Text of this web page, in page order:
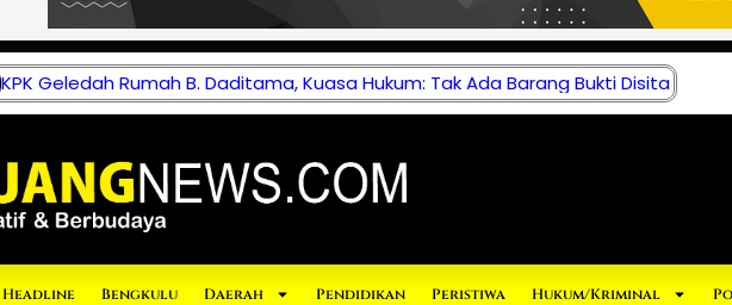
KPK Geledah Rumah B. Daditama, Kuasa Hukum: Tak Ada Barang Bukti Disita
Headline Bengkulu Daerah Pendidikan Peristiwa Hukum/Kriminal